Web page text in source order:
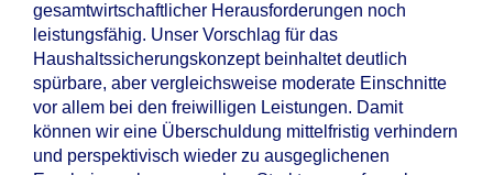
gesamtwirtschaftlicher Herausforderungen noch
leistungsfähig. Unser Vorschlag für das
Haushaltssicherungskonzept beinhaltet deutlich
spürbare, aber vergleichsweise moderate Einschnitte
vor allem bei den freiwilligen Leistungen. Damit
können wir eine Überschuldung mittelfristig verhindern
und perspektivisch wieder zu ausgeglichenen